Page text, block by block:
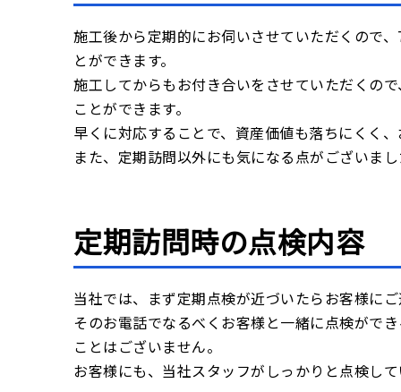
施工後から定期的にお伺いさせていただくので
とができます。
施工してからもお付き合いをさせていただくの
ことができます。
早くに対応することで、資産価値も落ちにくく
また、定期訪問以外にも気になる点がございま
定期訪問時の点検内容
当社では、まず定期点検が近づいたらお客様に
そのお電話でなるべくお客様と一緒に点検がで
ことはございません。
お客様にも、当社スタッフがしっかりと点検し